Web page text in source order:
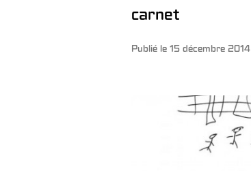
carnet
Publié le 15 décembre 2014